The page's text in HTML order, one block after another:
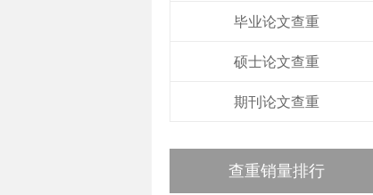
毕业论文查重
硕士论文查重
期刊论文查重
查重销量排行